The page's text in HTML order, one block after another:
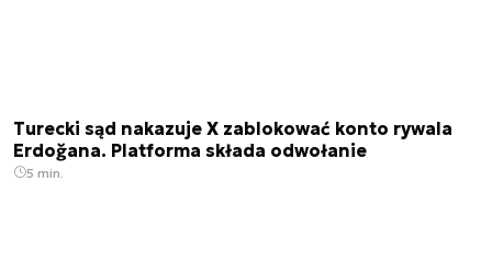
Turecki sąd nakazuje X zablokować konto rywala
Erdoğana. Platforma składa odwołanie
5 min.